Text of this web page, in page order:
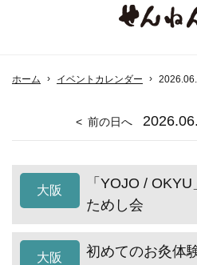
ホーム イベントカレンダー
前の日へ 2026
大阪
「YOJO /
ためし会
大阪 初めてのお灸体